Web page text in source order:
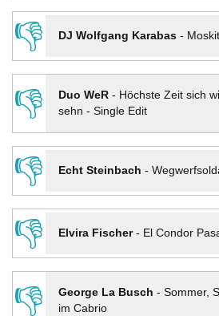
👎
DJ Wolfgang Karabas-
👎
Duo WeR- Höchste Zeit sich
sehn - Single Edit
👎
Echt Steinbach -
👎
Elvira Fischer- El Condor
👎
George La Busch - Sommer,
im Cabrio